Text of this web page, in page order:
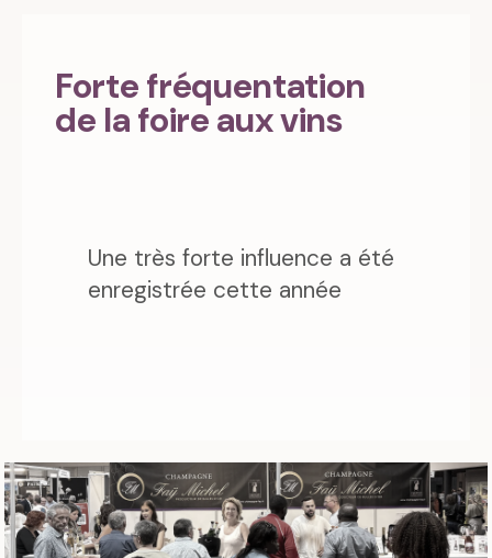
Forte fréquentation
de la foire aux vins
Une très forte influence a été
enregistrée cette année